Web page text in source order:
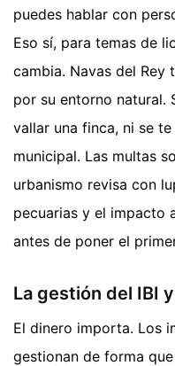
puedes hablar con
Eso sí, para temas de
cambia. Navas del Rey
por su entorno natural.
vallar una finca, ni se
municipal. Las multas
urbanismo revisa con
pecuarias y el impacto
antes de poner el
La gestión del IBI
El dinero importa. Los
gestionan de forma